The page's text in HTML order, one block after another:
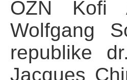
OZN Kofi
Wolfgang
republike
Jacques